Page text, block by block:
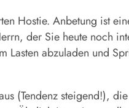
Hostie. Anbetung ist
der Sie heute noch
Lasten abzuladen und
(Tendenz steigend!),